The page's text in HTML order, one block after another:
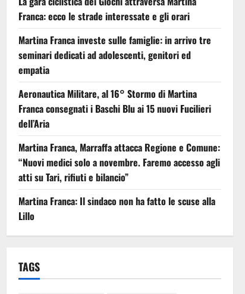
Franca: ecco le strade interessate e gli orari
Martina Franca investe sulle famiglie: in arrivo tre
seminari dedicati ad adolescenti, genitori ed
empatia
Aeronautica Militare, al 16° Stormo di Martina
Franca consegnati i Baschi Blu ai 15 nuovi Fucilieri
dell’Aria
Martina Franca, Marraffa attacca Regione e Comune:
“Nuovi medici solo a novembre. Faremo accesso agli
atti su Tari, rifiuti e bilancio”
Martina Franca: Il sindaco non ha fatto le scuse alla
Lillo
TAGS